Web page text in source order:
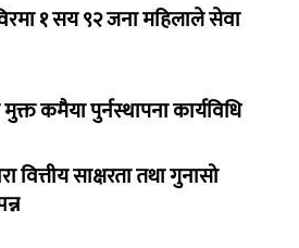
१ सय ९२ जना महिलाले सेवा
मुक्त कमैया पुर्नस्थापना कार्यविधि
वित्तीय साक्षरता तथा गुनासो